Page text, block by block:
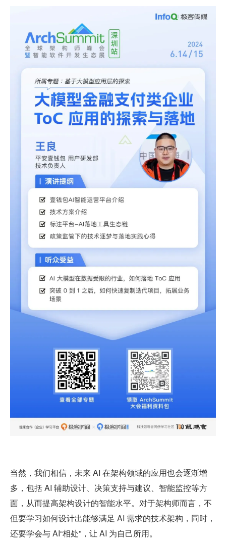
当然，我们相信，未来 AI 在架构领域的应用也会逐渐增
多，包括 AI 辅助设计、决策支持与建议、智能监控等方
面，从而提高架构设计的智能水平。对于架构师而言，不
但要学习如何设计出能够满足 AI 需求的技术架构，同时，
还要学会与 AI“相处”，让 AI 为自己所用。